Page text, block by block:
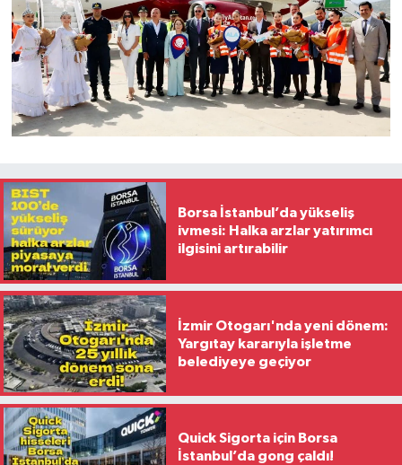
Borsa İstanbul’da yükseliş
ivmesi: Halka arzlar yatırımcı
ilgisini artırabilir
İzmir Otogarı'nda yeni dönem:
Yargıtay kararıyla işletme
belediyeye geçiyor
Quick Sigorta için Borsa
İstanbul’da gong çaldı!